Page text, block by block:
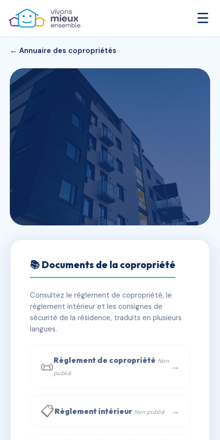
☰
← Annuaire des copropriétés
17 RUE DE MAGUELONE
✓ Immatriculée 🏠 30 lots 🏗 1 bâtiment(s)
📞 Contacter Syndic Digital
📚 Documents de la copropriété
Consultez le règlement de copropriété, le
règlement intérieur et les consignes de
sécurité de la résidence, traduits en plusieurs
langues.
📜Règlement de copropriété Non
publié
→
📋Règlement intérieur Non publié →